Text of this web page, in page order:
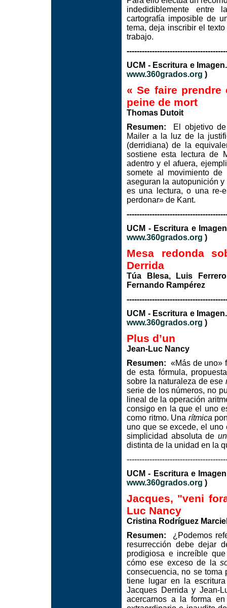
indedidiblemente entre
cartografía imposible de
tema, deja inscribir el
trabajo.
UCM - Escritura e
www.360grados.org )
« Se faire
peine de mort
Thomas Dutoit
Resumen: El objetivo de
Mailer a la luz de la
(derridiana) de la
sostiene esta lectura de
adentro y el afuera,
somete al movimiento
aseguran la autopunición
es una lectura, o una re-
perdonar» de Kant.
UCM - Escritura e
www.360grados.org )
Mesa redonda
Derrida
Túa Blesa, Luis
Fernando Rampérez
UCM - Escritura e
www.360grados.org )
Plus d’un
Jean-Luc Nancy
Resumen: «Más de uno»
de esta fórmula,
sobre la naturaleza de ese
serie de los números, no
lineal de la operación
consigo en la que el uno
como ritmo. Una rítmica
uno que se excede, el
simplicidad absoluta de un
distinta de la unidad en la
UCM - Escritura e
www.360grados.org )
Jacques, "veni
Luc Nancy
Cristina Rodríguez
Resumen: ¿Podemos
resurrección debe dejar
prodigiosa e increíble
cómo ese exceso de la
consecuencia, no se toma
tiene lugar en la
Jacques Derrida y Jean-
acercarnos a la forma